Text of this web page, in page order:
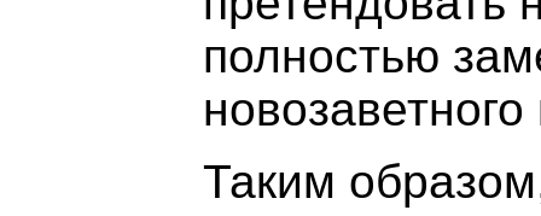
полностью
Таким